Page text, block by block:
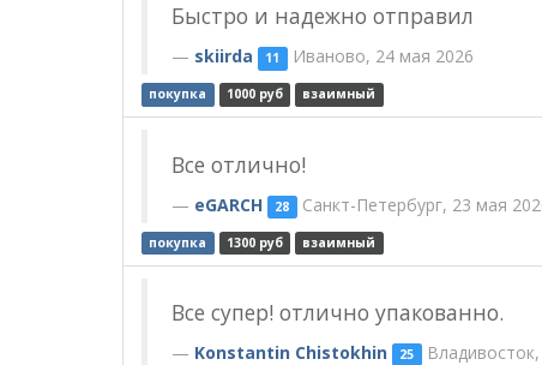
Быстро и надежно отправил
skiirda 11 Иваново, 24 мая 2026
покупка 1000 руб взаимный
Все отлично!
eGARCH 28 Санкт-Петербург, 23 мая
покупка 1300 руб взаимный
Все супер! отлично упакованно.
Konstantin Chistokhin 25